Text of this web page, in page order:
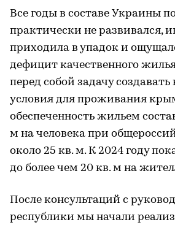
Все годы в составе Украины
практически не развивался,
приходила в упадок и
дефицит качественного
перед собой задачу
условия для проживания
обеспеченность жильем
м на человека при
около 25 кв. м. К 2024 году
до более чем 20 кв. м на
После консультаций с
республики мы начали